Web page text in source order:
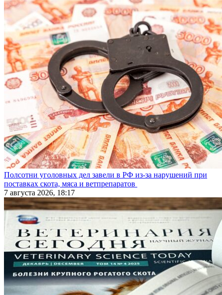
Полсотни уголовных дел завели в РФ из-за нарушений при
поставках скота, мяса и ветпрепаратов
7 августа 2026, 18:17